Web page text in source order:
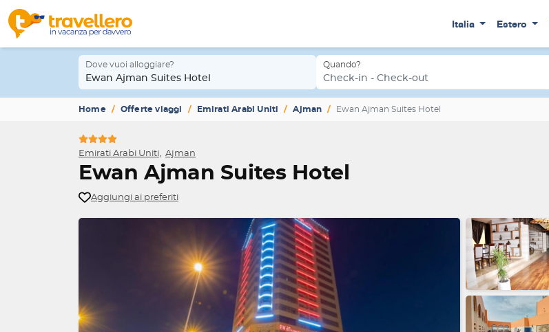
Italia Estero
Dove vuoi alloggiare?
Ewan Ajman Suites Hotel
Quando?
Check-in - Check-out
Home Offerte viaggi Emirati Arabi Uniti Ajman Ewan Ajman Suites Hotel
Emirati Arabi Uniti Ajman
Ewan Ajman Suites Hotel
Aggiungi ai preferiti